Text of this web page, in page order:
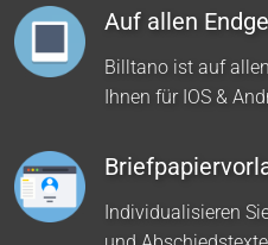
Auf allen
Billtano ist auf
Ihnen für IOS &
Individualisieren